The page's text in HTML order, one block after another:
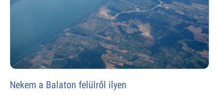
Nekem a Balaton felülről ilyen